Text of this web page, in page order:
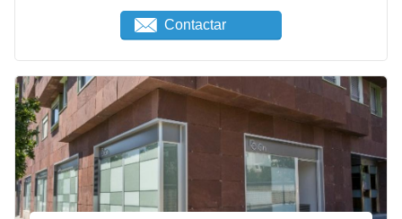
Contactar